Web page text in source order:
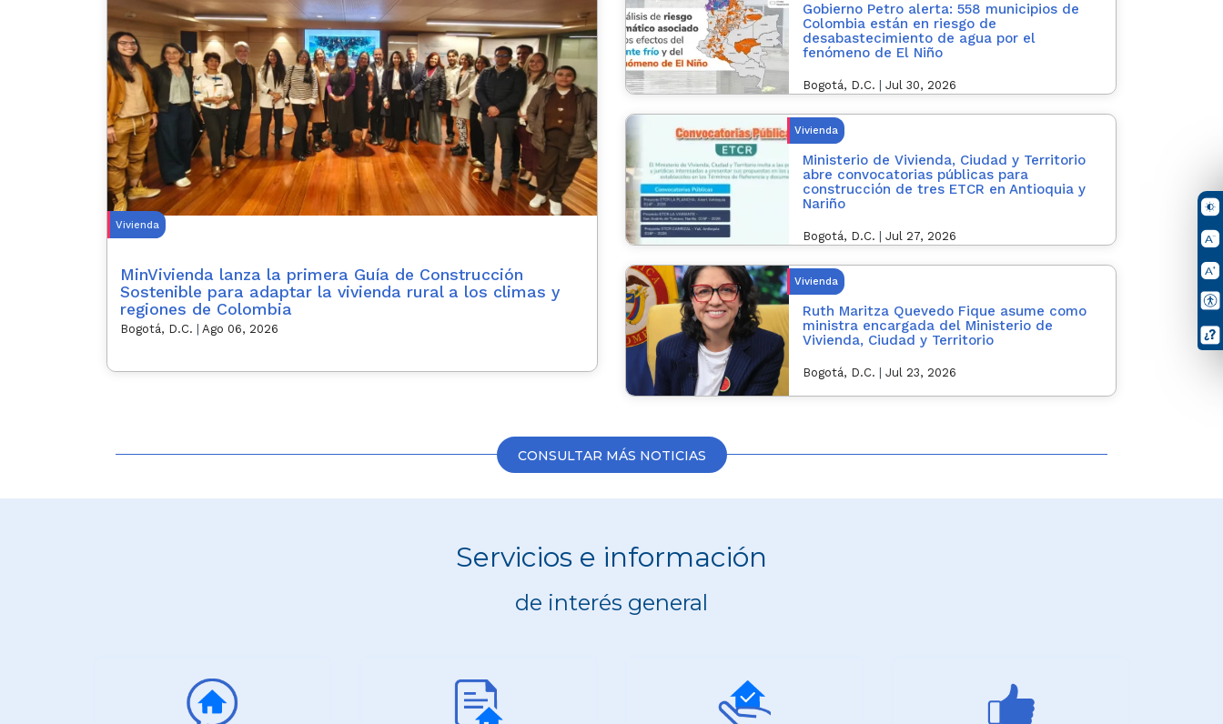
Vivienda
MinVivienda lanza la primera Guía de Construcción
Sostenible para adaptar la vivienda rural a los climas y
regiones de Colombia
Bogotá, D.C. Ago 06, 2026
Gobierno Petro alerta: 558 municipios de
Colombia están en riesgo de
desabastecimiento de agua por el
fenómeno de El Niño
Bogotá, D.C. |Jul 30, 2026
Vivienda
Ministerio de Vivienda, Ciudad y Territorio
abre convocatorias públicas para
construcción de tres ETCR en Antioquia y
Nariño
Bogotá, D.C. |Jul 27, 2026
Vivienda
Ruth Maritza Quevedo Fique asume como
ministra encargada del Ministerio de
Vivienda, Ciudad y Territorio
Bogotá, D.C. |Jul 23, 2026
CONSULTAR MÁS NOTICIAS
Servicios e información
de interés general